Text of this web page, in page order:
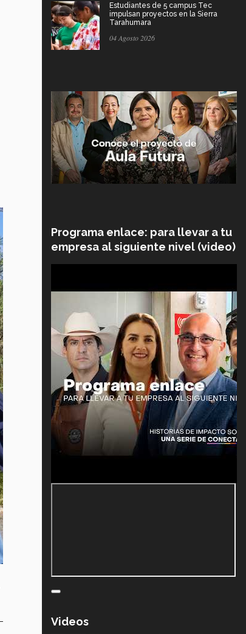
Estudiantes de 5 campus Tec
impulsan proyectos en la Sierra
Tarahumara
04 Agosto 2026
Programa enlace: para llevar a tu
empresa al siguiente nivel (video)
Videos